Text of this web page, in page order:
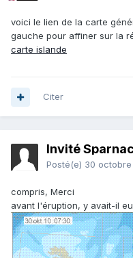
voici le lien de la carte
gauche pour affiner sur la
carte islande
Citer
Invité
Posté(e) 30 octobre
compris, Merci
avant l'éruption, y avait-il